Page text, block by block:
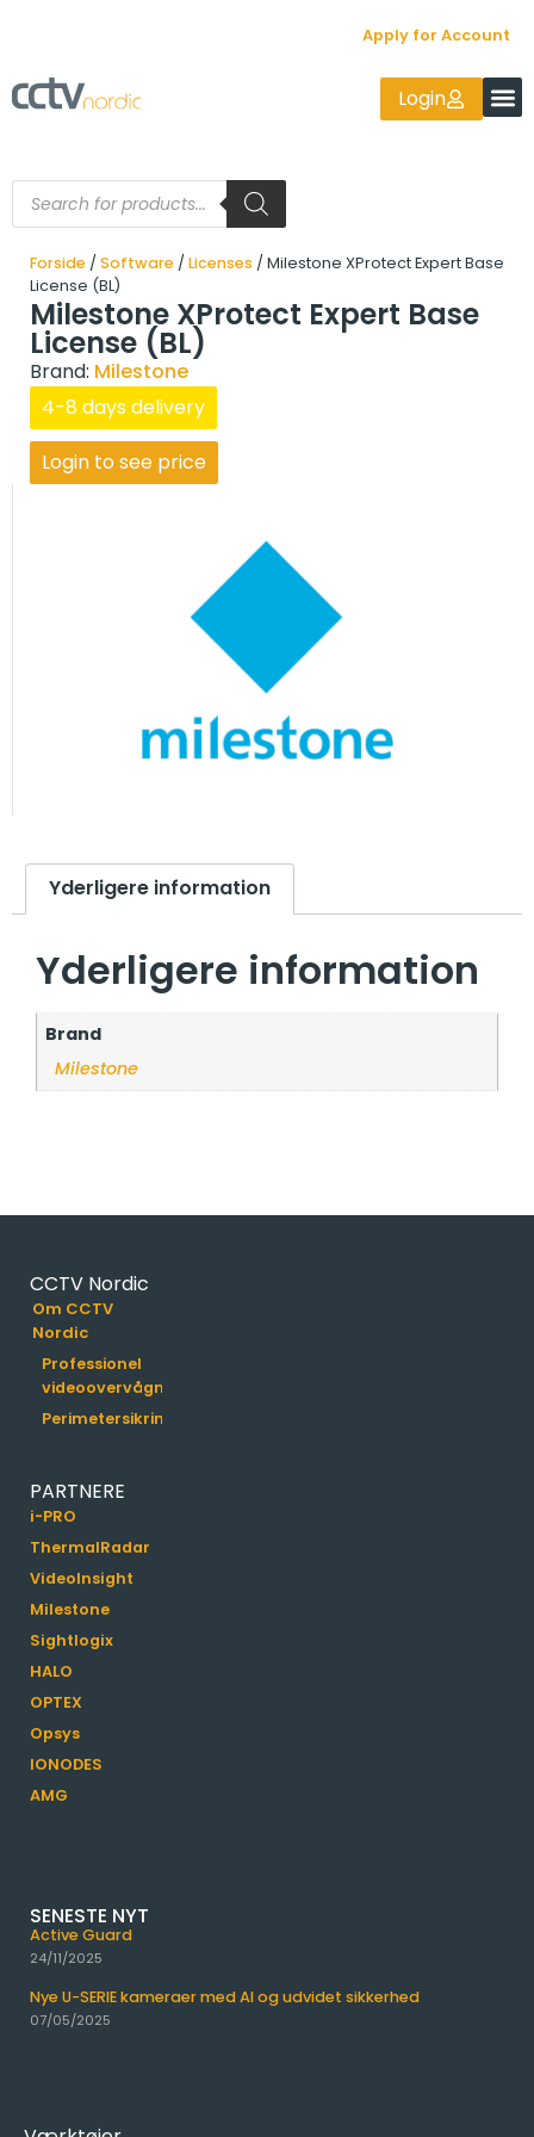
Apply for Account
Login
Forside / Software / Licenses / Milestone XProtect Expert Base
License (BL)
Milestone XProtect Expert Base
License (BL)
Brand: Milestone
4-8 days delivery
Login to see price
Yderligere information
Yderligere information
Brand
Milestone
CCTV Nordic
Om CCTV
Nordic
Professionel
videoovervågning
Perimetersikring
PARTNERE
i-PRO
ThermalRadar
VideoInsight
Milestone
Sightlogix
HALO
OPTEX
Opsys
IONODES
AMG
SENESTE NYT
Active Guard
24/11/2025
Nye U-SERIE kameraer med AI og udvidet sikkerhed
07/05/2025